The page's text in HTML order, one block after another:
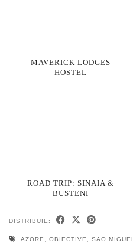
MAVERICK LODGES
HOSTEL
ROAD TRIP: SINAIA &
BUSTENI
DISTRIBUIE:
AZORE OBIECTIVE SAO MIGUEL